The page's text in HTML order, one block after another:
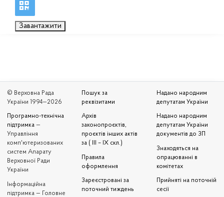
Завантажити
© Верховна Рада
України 1994—2026
Програмно-технічна
підтримка —
Управління
комп'ютеризованих
систем Апарату
Верховної Ради
України
Iнформаційна
підтримка — Головне
Пошук за
реквізитами
Архів
законопроєктів,
проєктів інших актів
за ( III – IX скл.)
Правила
оформлення
Зареєстровані за
поточний тиждень
Надано народним
депутатам України
Надано народним
депутатам України
документів до ЗП
Знаходяться на
опрацюванні в
комітетах
Прийняті на поточній
сесії